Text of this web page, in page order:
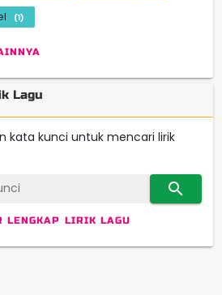
(1)
Lagu
kata kunci untuk mencari lirik
search
LENGKAP LIRIK LAGU